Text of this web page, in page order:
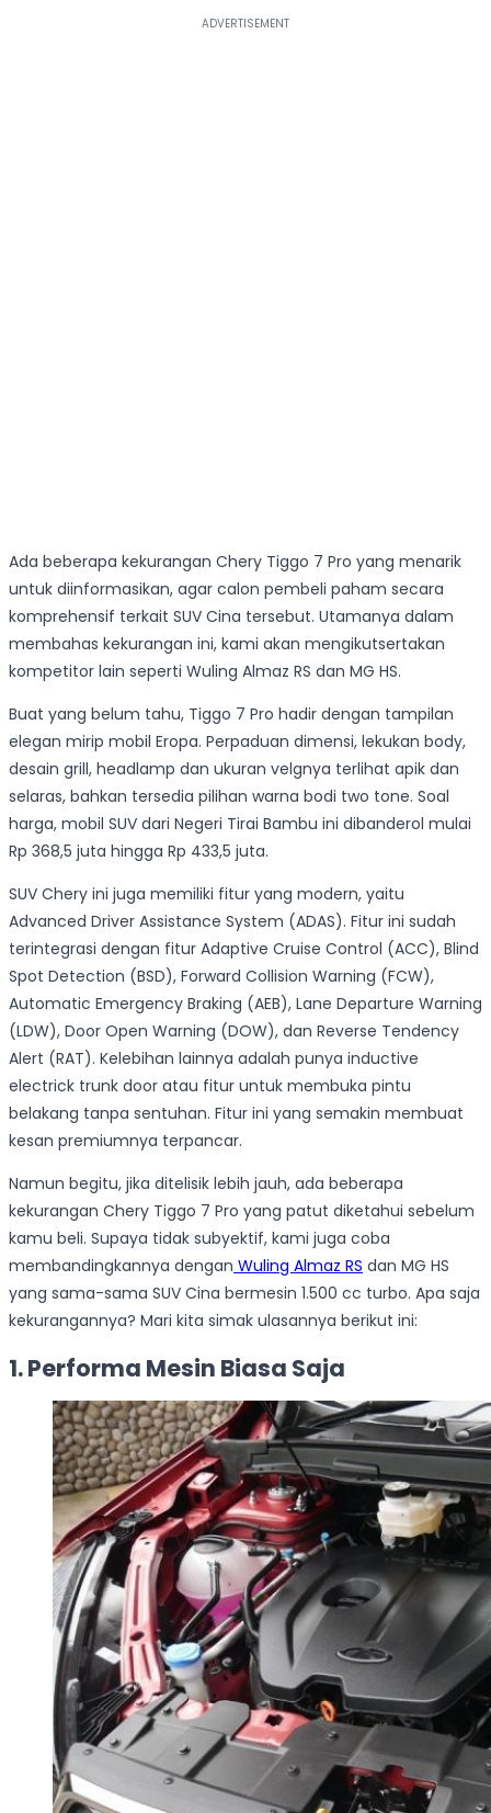
Ada beberapa kekurangan Chery Tiggo 7 Pro yang menarik
untuk diinformasikan, agar calon pembeli paham secara
komprehensif terkait SUV Cina tersebut. Utamanya dalam
membahas kekurangan ini, kami akan mengikutsertakan
kompetitor lain seperti Wuling Almaz RS dan MG HS.
Buat yang belum tahu, Tiggo 7 Pro hadir dengan tampilan
elegan mirip mobil Eropa. Perpaduan dimensi, lekukan body,
desain grill, headlamp dan ukuran velgnya terlihat apik dan
selaras, bahkan tersedia pilihan warna bodi two tone. Soal
harga, mobil SUV dari Negeri Tirai Bambu ini dibanderol mulai
Rp 368,5 juta hingga Rp 433,5 juta.
SUV Chery ini juga memiliki fitur yang modern, yaitu
Advanced Driver Assistance System (ADAS). Fitur ini sudah
terintegrasi dengan fitur Adaptive Cruise Control (ACC), Blind
Spot Detection (BSD), Forward Collision Warning (FCW),
Automatic Emergency Braking (AEB), Lane Departure Warning
(LDW), Door Open Warning (DOW), dan Reverse Tendency
Alert (RAT). Kelebihan lainnya adalah punya inductive
electrick trunk door atau fitur untuk membuka pintu
belakang tanpa sentuhan. Fitur ini yang semakin membuat
kesan premiumnya terpancar.
Namun begitu, jika ditelisik lebih jauh, ada beberapa
kekurangan Chery Tiggo 7 Pro yang patut diketahui sebelum
kamu beli. Supaya tidak subyektif, kami juga coba
membandingkannya dengan Wuling Almaz RS dan MG HS
yang sama-sama SUV Cina bermesin 1.500 cc turbo. Apa saja
kekurangannya? Mari kita simak ulasannya berikut ini:
1. Performa Mesin Biasa Saja